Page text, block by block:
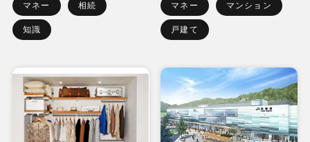
マネー 相続
知識
マネー マンション
戸建て